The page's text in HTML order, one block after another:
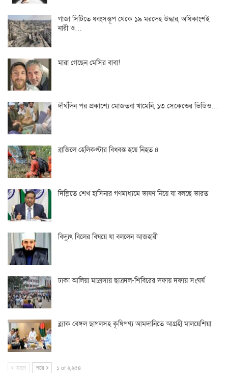
গাজা সিটিতে ধ্বংসস্তূপ থেকে ১৯ মরদেহ উদ্ধার, অধিকাংশই
নারী ও…
মারা গেছেন মেসির বাবা!
দীর্ঘদিন পর প্রকাশ্যে মোজতবা খামেনি, ১৩ সেকেন্ডের ভিডিও…
ব্রাজিলে হেলিকপ্টার বিধ্বস্ত হয়ে নিহত ৪
দিল্লিতে শেখ হাসিনার গণমাধ্যমে ভাষণ নিয়ে যা বলছে ভারত
বিদ্যুৎ বিলের বিষয়ে যা বললেন আজহারী
ঢাকা আলিয়া মাদ্রাসায় ছাত্রদল-শিবিরের দফায় দফায় সংঘর্ষ
ব্ল্যাক বেঙ্গল ছাগলসহ কৃষিপণ্য আমদানিতে আগ্রহী মালয়েশিয়া
আগে পরে ১ of ২,২৫৪